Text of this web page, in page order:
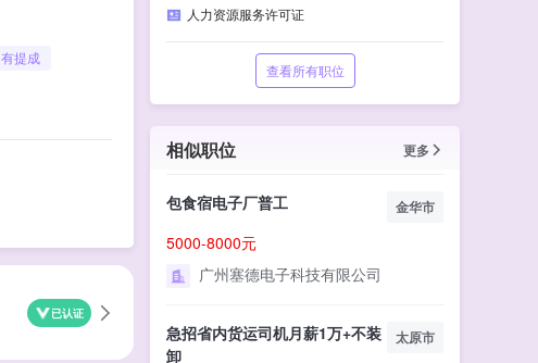
有提成
已认证
人力资源服务许可证
查看所有职位
相似职位 更多
包食宿电子厂普工 金华市
5000-8000元
广州塞德电子科技有限公司
急招省内货运司机月薪1万+不装
卸
太原市